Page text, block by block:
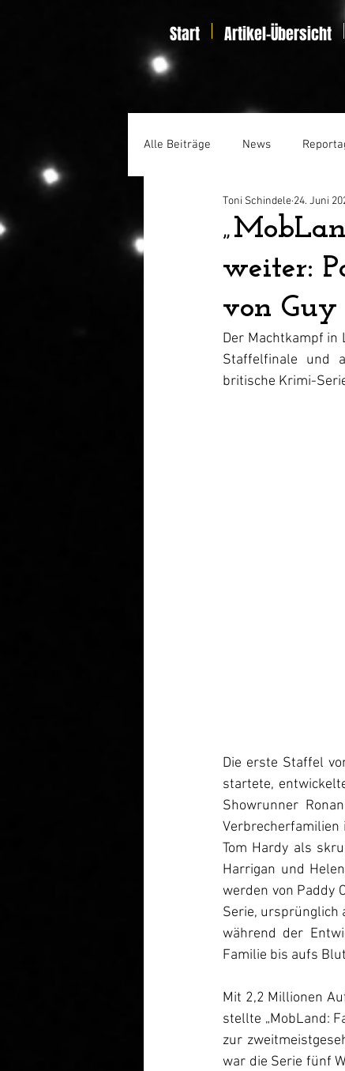
Start Artikel-Übersicht
Alle Beiträge News
Home
weiter:
von Guy
Toni Schindele 24. Juni
Der Machtkampf in
Staffelfinale und
britische Krimi-
Die erste Staffel
startete,
Showrunner
Verbrecherfamilien
Tom Hardy als
Harrigan und
werden von Paddy
Serie, ursprünglich
während der
Familie bis aufs
Mit 2,2 Millionen
stellte „MobLand:
zur
war die Serie fünf